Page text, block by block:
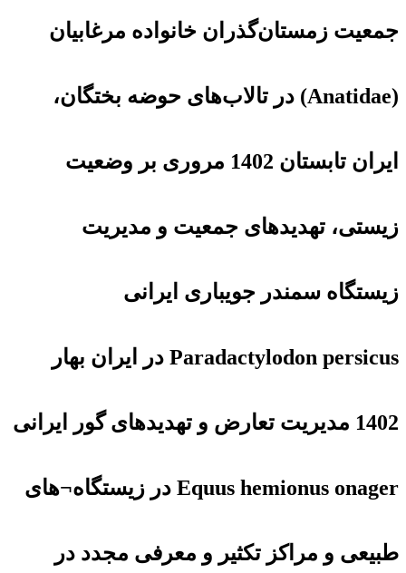
جمعیت زمستان‌گذران خانواده مرغابیان
(Anatidae) در تالاب‌های حوضه بختگان،
ایران تابستان 1402 مروری بر وضعیت
زیستی، تهدیدهای جمعیت و مدیریت
زیستگاه سمندر ‏جویباری ایرانی
‏Paradactylodon persicus‏ در ایران بهار
1402 مدیریت تعارض و تهدیدهای گور ایرانی
Equus hemionus onager در زیستگاه¬های
طبیعی و مراکز تکثیر و معرفی مجدد در